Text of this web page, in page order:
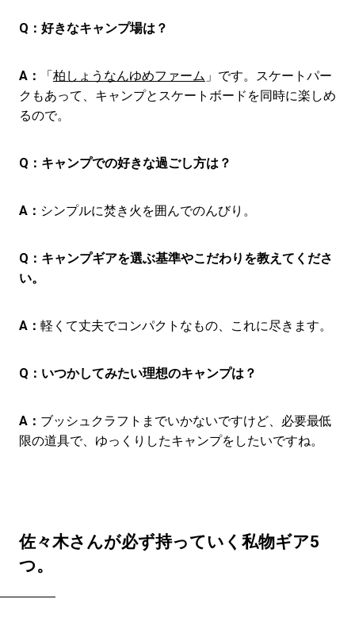
Q： 好きなキャンプ場は？
A： 「 柏しょうなんゆめファーム 」です。スケートパー
クもあって、キャンプとスケートボードを同時に楽しめ
るので。
Q： キャンプでの好きな過ごし方は？
A： シンプルに焚き火を囲んでのんびり。
Q： キャンプギアを選ぶ基準やこだわりを教えてくださ
い。
A： 軽くて丈夫でコンパクトなもの、これに尽きます。
Q： いつかしてみたい理想のキャンプは？
A： ブッシュクラフトまでいかないですけど、必要最低
限の道具で、ゆっくりしたキャンプをしたいですね。
佐々木さんが必ず持っていく私物ギア5
つ。